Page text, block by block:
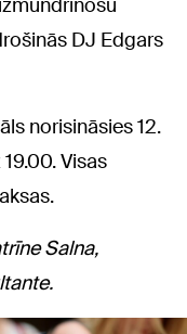
DJ Edgars
norisināsies 12.
Visas
Salna,